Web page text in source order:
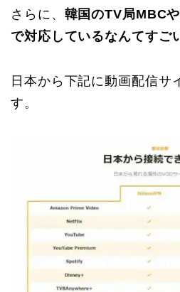
さらに、 韓国のTV局MBC
で対応しているなんてすご
日本から下記に動画配信サ
す。